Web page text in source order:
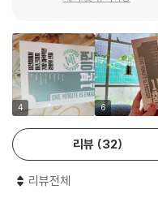
있고, 반대할 수도 있고, 칭찬
들은 인류를 앞으로 전진시킨다.
--- p.72 「스티브 잡스의 한마디
난 하늘에서 내려준 세 가지 축
가난하게 태어났다는 것과 어
다는 것이다. 가난했기 때문에
경험과 부지런함을 깨달았고
를 잘해 90살이 넘어서도 건
시간이 가는 줄을 모른다.?누군
도록 도와야 한다. ?이것을 의
체 나아가 그 나라의 발전수준
교세라, 이나모리 가즈오
노동이 인격을 만든다. 일은 돈
는 것이고, 일을 통해 자신을 발
정적인 사고법을 유지한다면
4 6
리뷰 32
리뷰전체